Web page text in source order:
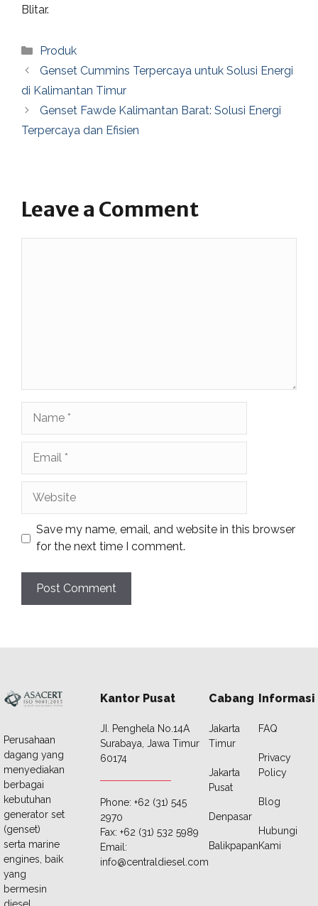
Blitar.
Categories
Produk
Genset Cummins Terpercaya untuk Solusi Energi
di Kalimantan Timur
Genset Fawde Kalimantan Barat: Solusi Energi
Terpercaya dan Efisien
Leave a Comment
Save my name, email, and website in this browser
for the next time I comment.
Perusahaan
dagang yang
menyediakan
berbagai
kebutuhan
generator set
(genset)
serta marine
engines, baik
yang
bermesin
Kantor Pusat
JI. Penghela No.14A
Surabaya, Jawa Timur
60174
Phone: +62 (31) 545
2970
Fax: +62 (31) 532 5989
Email:
info@centraldiesel.com
Cabang
Jakarta
Timur
Jakarta
Pusat
Denpasar
Balikpapan
Informasi
FAQ
Privacy
Policy
Blog
Hubungi
Kami